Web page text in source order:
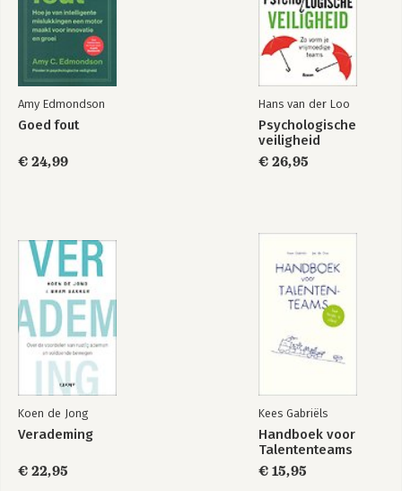
Amy Edmondson
Goed fout
€ 24,99
Hans van der Loo
Psychologische
veiligheid
€ 26,95
Koen de Jong
Verademing
€ 22,95
Kees Gabriëls
Handboek voor
Talententeams
€ 15,95